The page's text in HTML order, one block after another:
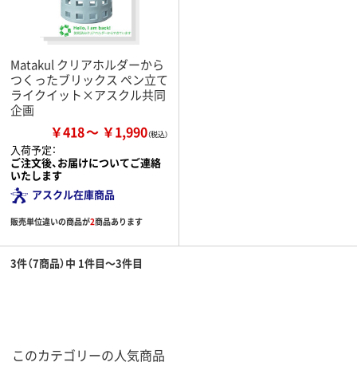
Matakul クリアホルダーから
つくったブリックス ペン立て
ライクイット×アスクル共同
企画
￥418 ￥1,990
入荷予定：
ご注文後、お届けについてご連絡
いたします
アスクル在庫商品
販売単位違いの商品が2商品あります
3件（7商品）中 1件目～3件目
このカテゴリーの人気商品